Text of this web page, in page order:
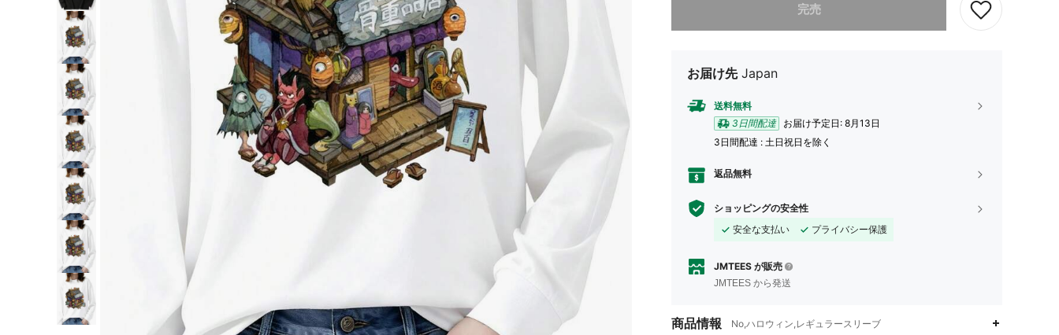
完売
お届け先 Japan
送料無料
3日間配達
お届け予定日: 8月13日
3日間配達 : 土日祝日を除く
返品無料
ショッピングの安全性
安全な支払い
プライバシー保護
JMTEES が販売
JMTEES から発送
商品情報 No,ハロウィン,レギュラースリーブ